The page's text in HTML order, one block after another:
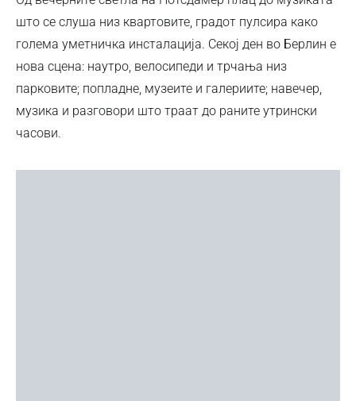
што се слуша низ квартовите, градот пулсира како
голема уметничка инсталација. Секој ден во Берлин е
нова сцена: наутро, велосипеди и трчања низ
парковите; попладне, музеите и галериите; навечер,
музика и разговори што траат до раните утрински
часови.